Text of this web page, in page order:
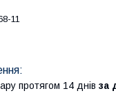
11
протягом 14 днів за